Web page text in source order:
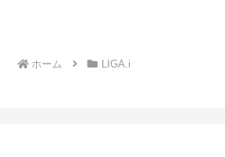
ホーム LIGA.i